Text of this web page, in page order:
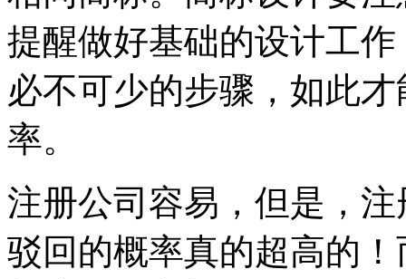
提醒做好基础的设计工
必不可少的步骤，如此
率。
注册公司容易，但是，
驳回的概率真的超高的